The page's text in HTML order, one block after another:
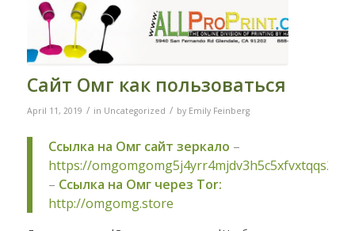
Сайт Омг как пользоваться
April 11, 2019 / in Uncategorized / by Emily Feinberg
Ссылка на Омг сайт зеркало –
https://
– Ссылка на Омг через Tor:
http://omgomg.store